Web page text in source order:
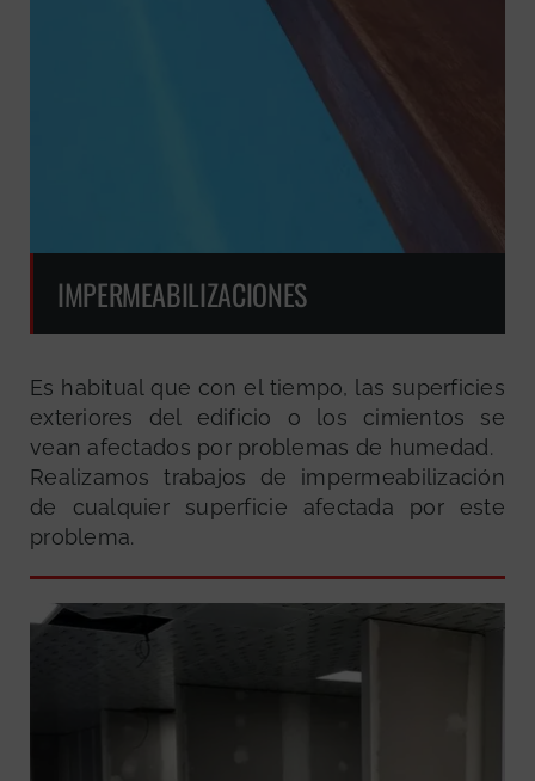
IMPERMEABILIZACIONES
Es habitual que con el tiempo, las superficies
exteriores del edificio o los cimientos se
vean afectados por problemas de humedad.
Realizamos trabajos de impermeabilización
de cualquier superficie afectada por este
problema.